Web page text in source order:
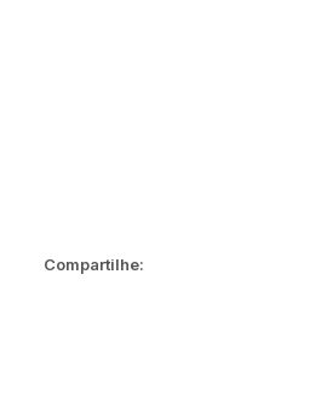
Compartilhe: